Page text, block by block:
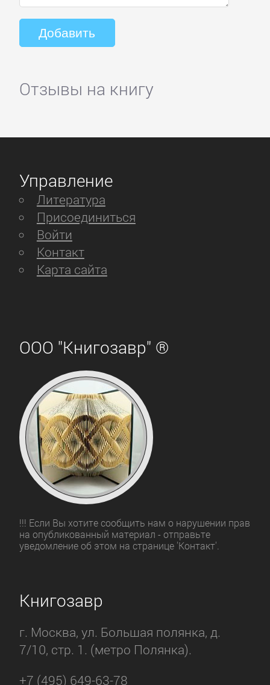
Отзывы на книгу
Управление
Литература
Присоединиться
Войти
Контакт
Карта сайта
ООО "Книгозавр" ®
!!! Если Вы хотите сообщить нам о нарушении прав
на опубликованный материал - отправьте
уведомление об этом на странице 'Контакт'.
Книгозавр
г. Москва, ул. Большая полянка, д.
7/10, стр. 1. (метро Полянка).
+7 (495) 649-63-78